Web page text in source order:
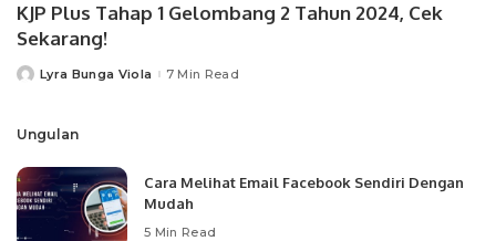
KJP Plus Tahap 1 Gelombang 2 Tahun 2024, Cek
Sekarang!
PostedLyra Bunga Viola 7 Min Read
Ungulan
Cara Melihat Email Facebook Sendiri Dengan
Mudah
5 Min Read